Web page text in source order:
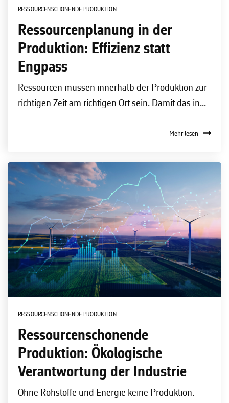
RESSOURCENSCHONENDE PRODUKTION
Ressourcenplanung in der
Produktion: Effizienz statt
Engpass
Ressourcen müssen innerhalb der Produktion zur
richtigen Zeit am richtigen Ort sein. Damit das in...
Mehr lesen
RESSOURCENSCHONENDE PRODUKTION
Ressourcenschonende
Produktion: Ökologische
Verantwortung der Industrie
Ohne Rohstoffe und Energie keine Produktion.